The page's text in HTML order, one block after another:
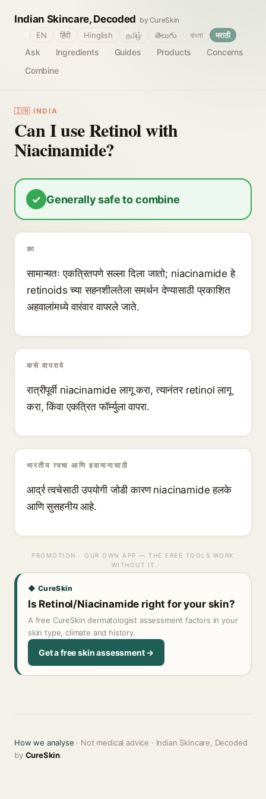
Indian Skincare, Decoded by CureSkin
Ask Ingredients Guides Products
Concerns
Combine
EN हिंदी Hinglish தமிழ் తెలుగు বাংলা मराठी
🇮🇳 INDIA
Can I use Retinol with
Niacinamide?
✓ Generally safe to combine
का
सामान्यतः एकत्रितपणे सल्ला दिला जातो; niacinamide हे
retinoids च्या सहनशीलतेला समर्थन देण्यासाठी प्रकाशित
अहवालांमध्ये वारंवार वापरले जाते.
कसे वापरावे
रात्रीपूर्वी niacinamide लागू करा, त्यानंतर retinol लागू
करा, किंवा एकत्रित फॉर्म्युला वापरा.
भारतीय त्वचा आणि हवामानासाठी
आर्द्र त्वचेसाठी उपयोगी जोडी कारण niacinamide हलके
आणि सुसहनीय आहे.
PROMOTION · OUR OWN APP — THE FREE TOOLS WORK
WITHOUT IT
◆ CureSkin
Is Retinol/Niacinamide right for your skin?
A free CureSkin dermatologist assessment factors in your
skin type, climate and history.
Get a free skin assessment →
How we analyse · Not medical advice · Indian Skincare, Decoded
by CureSkin.